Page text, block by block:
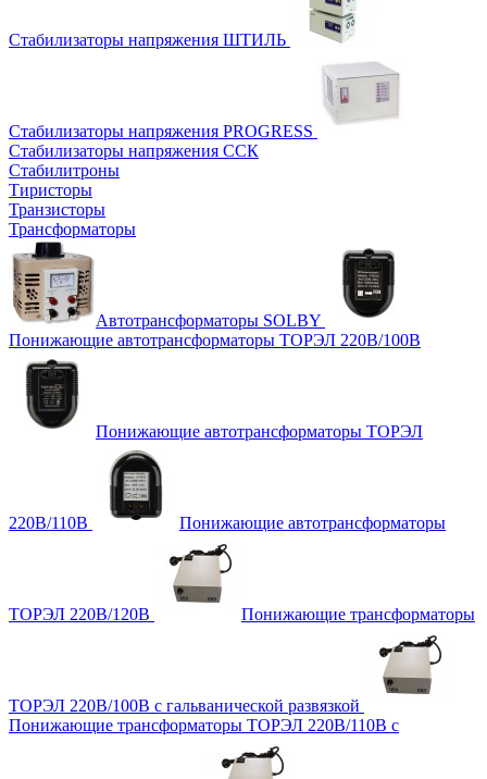
Стабилизаторы напряжения ШТИЛЬ
Стабилизаторы напряжения PROGRESS
Стабилизаторы напряжения ССК
Стабилитроны
Тиристоры
Транзисторы
Трансформаторы
Автотрансформаторы SOLBY
Понижающие автотрансформаторы ТОРЭЛ 220В/100В
Понижающие автотрансформаторы ТОРЭЛ
220В/110В Понижающие автотрансформаторы
ТОРЭЛ 220В/120В Понижающие трансформаторы
ТОРЭЛ 220В/100В с гальванической развязкой
Понижающие трансформаторы ТОРЭЛ 220В/110В с